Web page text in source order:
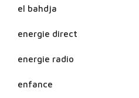
el bahdja
energie direct
energie radio
enfance